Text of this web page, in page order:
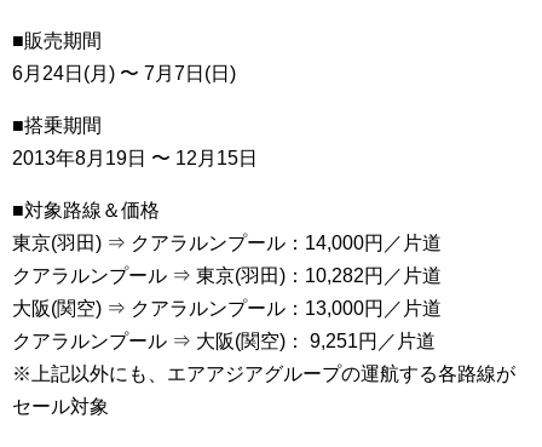
■販売期間
6月24日(月) 〜 7月7日(日)
■搭乗期間
2013年8月19日 〜 12月15日
■対象路線＆価格
東京(羽田) ⇒ クアラルンプール：14,000円／片道
クアラルンプール ⇒ 東京(羽田)：10,282円／片道
大阪(関空) ⇒ クアラルンプール：13,000円／片道
クアラルンプール ⇒ 大阪(関空)： 9,251円／片道
※上記以外にも、エアアジアグループの運航する各路線が
セール対象